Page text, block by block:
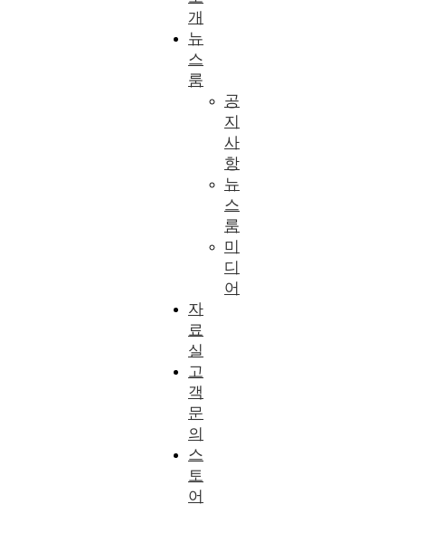
개
뉴
스
룸
공
지
사
항
뉴
스
룸
미
디
어
자
료
실
고
객
문
의
스
토
어